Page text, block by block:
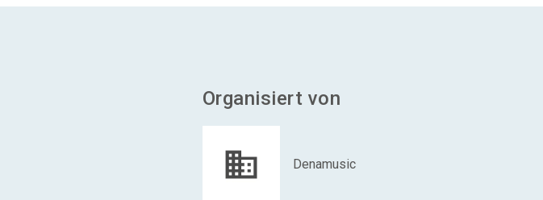
Organisiert von
Denamusic